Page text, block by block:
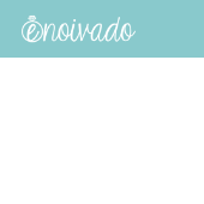
Skip